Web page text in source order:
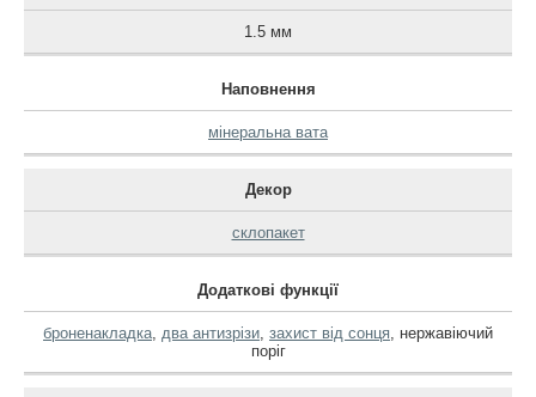
1.5 мм
Наповнення
мінеральна вата
Декор
склопакет
Додаткові функції
броненакладка два антизрізи захист від сонця нержавіючий
поріг